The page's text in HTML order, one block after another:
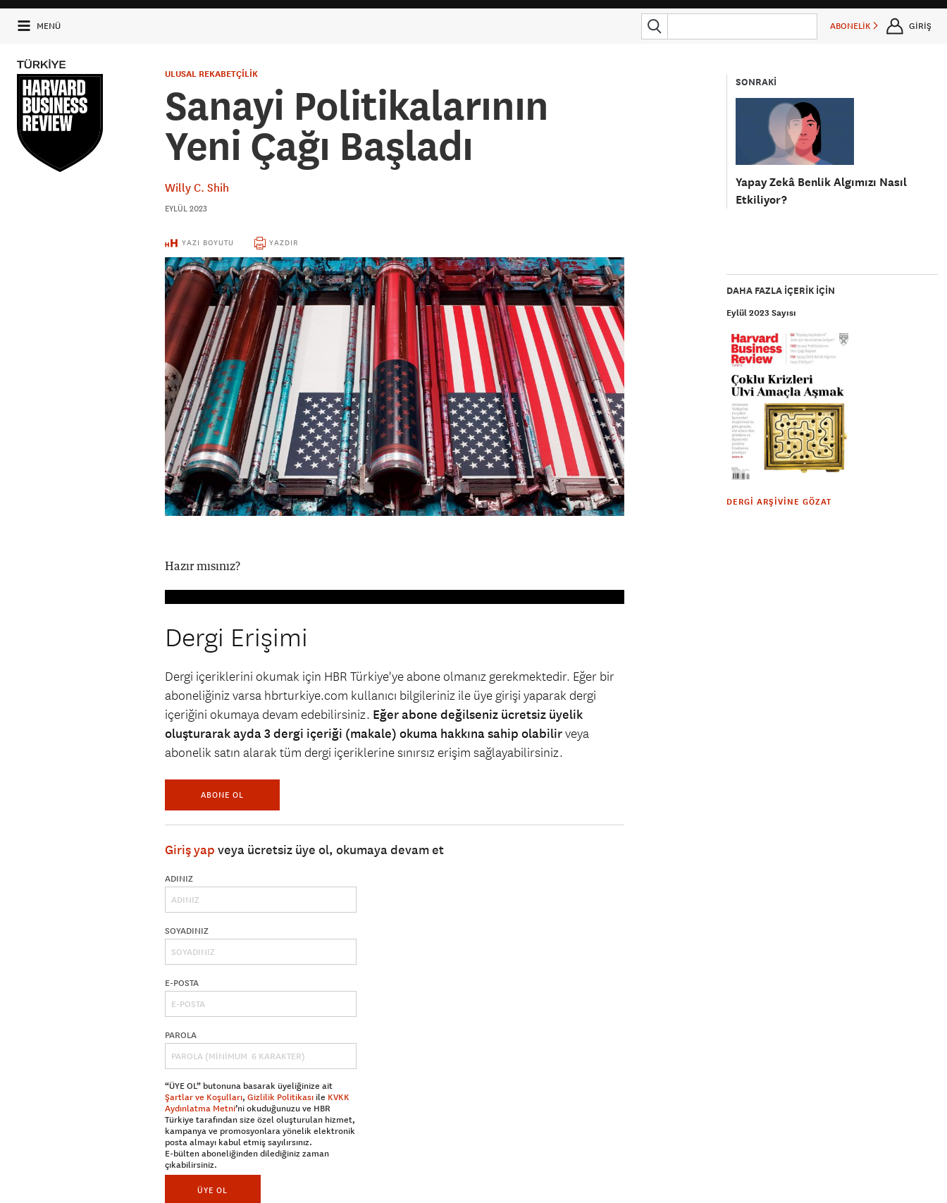
MENÜ ABONELİK GİRİŞ
SONRAKİ
Yapay Zekâ Benlik Algımızı Nasıl
Etkiliyor?
ULUSAL REKABETÇİLİK
Sanayi Politikalarının
Yeni Çağı Başladı
Willy C. Shih
EYLÜL 2023
YAZI BOYUTU YAZDIR
DAHA FAZLA IÇERIK IÇIN
Eylül 2023 Sayısı
DERGI ARŞIVINE GÖZAT
Hazır mısınız?
Dergi Erişimi
Dergi içeriklerini okumak için HBR Türkiye'ye abone olmanız gerekmektedir. Eğer bir
aboneliğiniz varsa hbrturkiye.com kullanıcı bilgileriniz ile üye girişi yaparak dergi
içeriğini okumaya devam edebilirsiniz. Eğer abone değilseniz ücretsiz üyelik
oluşturarak ayda 3 dergi içeriği (makale) okuma hakkına sahip olabilirveya
abonelik satın alarak tüm dergi içeriklerine sınırsız erişim sağlayabilirsiniz.
ABONE OL
Giriş yap veya ücretsiz üye ol, okumaya devam et
ADINIZ
SOYADINIZ
E-POSTA
PAROLA
“ÜYE OL” butonuna basarak üyeliğinize ait
Şartlar ve Koşulları, Gizlilik Politikası ile KVKK
Aydınlatma Metni’ni okuduğunuzu ve HBR
Türkiye tarafından size özel oluşturulan hizmet,
kampanya ve promosyonlara yönelik elektronik
posta almayı kabul etmiş sayılırsınız.
E-bülten aboneliğinden dilediğiniz zaman
çıkabilirsiniz.
ÜYE OL